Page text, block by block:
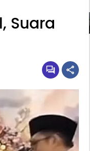
Suara